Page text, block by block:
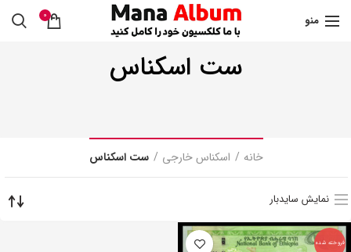
منو 0
ست اسکناس
خانه اسکناس خارجی ست اسکناس
نمایش سایدبار
فروخته شده